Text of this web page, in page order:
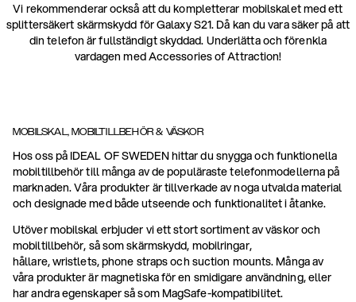
Vi rekommenderar också att du kompletterar mobilskalet med ett
splittersäkert skärmskydd för Galaxy S21. Då kan du vara säker på att
din telefon är fullständigt skyddad. Underlätta och förenkla
vardagen med Accessories of Attraction!
MOBILSKAL, MOBILTILLBEHÖR & VÄSKOR
Hos oss på IDEAL OF SWEDEN hittar du snygga och funktionella
mobiltillbehör till många av de populäraste telefonmodellerna på
marknaden. Våra produkter är tillverkade av noga utvalda material
och designade med både utseende och funktionalitet i åtanke.
Utöver mobilskal erbjuder vi ett stort sortiment av väskor och
mobiltillbehör, så som skärmskydd, mobilringar,
hållare, wristlets, phone straps och suction mounts. Många av
våra produkter är magnetiska för en smidigare användning, eller
har andra egenskaper så som MagSafe-kompatibilitet.